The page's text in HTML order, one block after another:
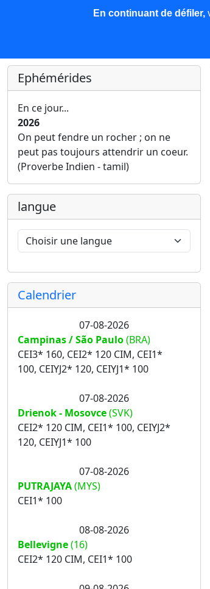
Les nouvelles Base de
Ephémérides
En ce jour...
2026
On peut fendre un rocher ; on ne
peut pas toujours attendrir un coeur.
(Proverbe Indien - tamil)
langue
Calendrier
07-08-2026
Campinas / São Paulo(BRA)
CEI3* 160, CEI2* 120 CIM, CEI1*
100, CEIYJ2* 120, CEIYJ1* 100
07-08-2026
Drienok - Mosovce(SVK)
CEI2* 120 CIM, CEI1* 100, CEIYJ2*
120, CEIYJ1* 100
07-08-2026
PUTRAJAYA(MYS)
CEI1* 100
08-08-2026
Bellevigne(16)
CEI2* 120 CIM, CEI1* 100
En continuant de défiler,